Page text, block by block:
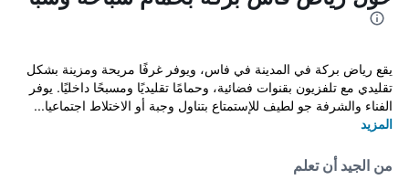
يقع رياض بركة في المدينة في فاس، ويوفر غرفًا مريحة ومزينة بشكل
تقليدي مع تلفزيون بقنوات فضائية، وحمامًا تقليديًا ومسبحًا داخليًا. يوفر
الفناء والشرفة جو لطيف للإستمتاع بتناول وجبة أو الاختلاط اجتماعيا...
المزيد
من الجيد أن تعلم